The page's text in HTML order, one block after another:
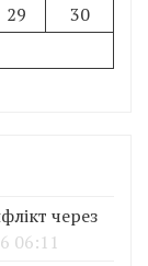
29
30
через
06:11